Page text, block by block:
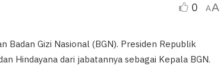
0 AA
Gizi Nasional (BGN). Presiden Republik
Hindayana dari jabatannya sebagai Kepala BGN.